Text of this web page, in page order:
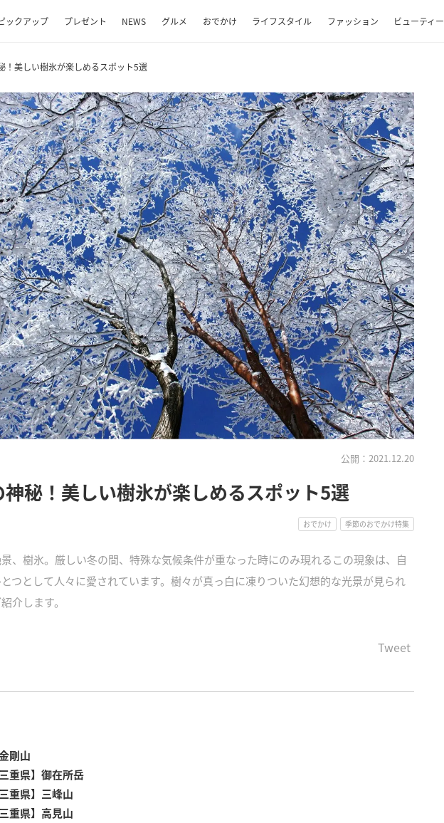
ックアップ プレゼント NEWS グルメ おでかけ ライフスタイル ファッション ビューティー
！美しい樹氷が楽しめるスポット5選
公開：2021.12.20
神秘！美しい樹氷が楽しめるスポット5選
おでかけ 季節のおでかけ特集
、樹氷。厳しい冬の間、特殊な気候条件が重なった時にのみ現れるこの現象は、自
つとして人々に愛されています。樹々が真っ白に凍りついた幻想的な光景が見られ
介します。
Tweet
剛山
重県】御在所岳
重県】三峰山
重県】高見山